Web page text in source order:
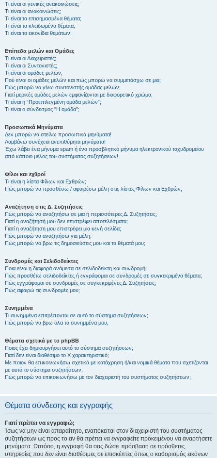
Τι είναι οι γενικές ανακοινώσεις;
Τι είναι οι ανακοινώσεις;
Τι είναι τα επισημασμένα θέματα;
Τι είναι τα κλειδωμένα θέματα;
Τι είναι τα εικονίδια θεμάτων;
Επίπεδα μελών και Ομάδες
Τι είναι οι Διαχειριστές;
Τι είναι οι Συντονιστές;
Τι είναι οι ομάδες μελών;
Πού είναι οι ομάδες μελών και πώς μπορώ να συμμετάσχω σε μια;
Πώς μπορώ να γίνω συντονιστής ομάδας μελών;
Γιατί μερικές ομάδες μελών εμφανίζονται με διαφορετικό χρώμα;
Τι είναι η “Προεπιλεγμένη ομάδα μελών”;
Τι είναι ο σύνδεσμος "Η ομάδα”;
Προσωπικά Μηνύματα
Δεν μπορώ να στείλω προσωπικά μηνύματα!
Λαμβάνω συνέχεια ανεπιθύμητα μηνύματα!
Έχω λάβει ένα μήνυμα spam ή ένα προσβλητικό μήνυμα ηλεκτρονικού ταχυδρομείου
από κάποιο μέλος του συστήματος συζητήσεων!
Φίλοι και εχθροί
Τι είναι η λίστα Φίλων και Εχθρών;
Πώς μπορώ να προσθέσω / αφαιρέσω μέλη στις λίστες Φίλων και Εχθρών;
Αναζήτηση στις Δ. Συζητήσεις
Πώς μπορώ να αναζητήσω σε μια ή περισσότερες Δ. Συζητήσεις;
Γιατί η αναζήτησή μου δεν επιστρέφει αποτελέσματα;
Γιατί η αναζήτηση μου επιστρέφει μια κενή σελίδα;
Πώς μπορώ να αναζητήσω για μέλη;
Πώς μπορώ να βρω τις δημοσιεύσεις μου και τα θέματά μου;
Συνδρομές και Σελιδοδείκτες
Ποια είναι η διαφορά ανάμεσα σε σελιδοδείκτη και συνδρομή;
Πώς προσθέτω σελιδοδείκτες ή εγγράφομαι σε συνδρομές σε συγκεκριμένα θέματα;
Πώς εγγράφομαι σε συνδρομές σε συγκεκριμένες Δ. Συζητήσεις;
Πώς αφαιρώ τις συνδρομές μου;
Συνημμένα
Τι συνημμένα επιτρέπονται σε αυτό το σύστημα συζητήσεων;
Πώς μπορώ να βρω όλα τα συνημμένα μου;
Θέματα σχετικά με το phpBB
Ποιος έχει δημιουργήσει αυτό το σύστημα συζητήσεων;
Γιατί δεν είναι διαθέσιμο το Χ χαρακτηριστικό;
Με ποιον θα επικοινωνήσω σχετικά με κατάχρηση ή/και νομικά θέματα που σχετίζονται
με αυτό το σύστημα συζητήσεων;
Πώς μπορώ να επικοινωνήσω με τον διαχειριστή του συστήματος συζητήσεων;
Θέματα σύνδεσης και εγγραφής
Γιατί πρέπει να εγγραφώ;
Ίσως να μην είναι απαραίτητο, εναπόκειται στον διαχειριστή του συστήματος
συζητήσεων ως προς το αν θα πρέπει να εγγραφείτε προκειμένου να αναρτήσετε
μηνύματα. Ωστόσο, η εγγραφή θα σας δώσει πρόσβαση σε πρόσθετες
υπηρεσίες που δεν είναι διαθέσιμες σε επισκέπτες όπως ο καθορισμός εικόνων